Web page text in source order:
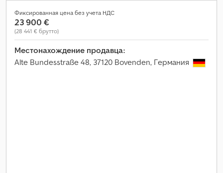
Фиксированная цена без учета НДС
23 900 €
(28 441 € брутто)
Местонахождение продавца:
Alte Bundesstraße 48, 37120 Bovenden, Германия